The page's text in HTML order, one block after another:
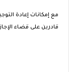
مع إمكانات إعادة
قادرين على قضاء